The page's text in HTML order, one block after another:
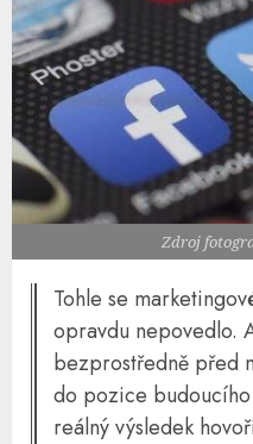
Zdroj
Tohle se
opravdu nepovedlo.
bezprostředně před
do pozice
reálný výsledek